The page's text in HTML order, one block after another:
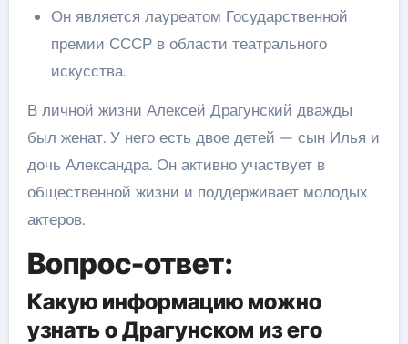
Он является лауреатом Государственной
премии СССР в области театрального
искусства.
В личной жизни Алексей Драгунский дважды
был женат. У него есть двое детей — сын Илья и
дочь Александра. Он активно участвует в
общественной жизни и поддерживает молодых
актеров.
Вопрос-ответ:
Какую информацию можно
узнать о Драгунском из его